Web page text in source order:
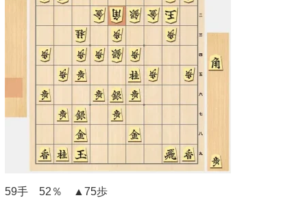
59手 52％ ▲75歩